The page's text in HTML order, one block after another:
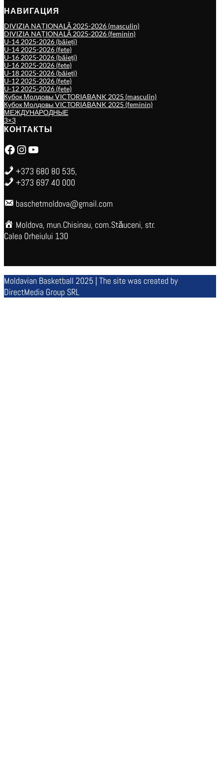
НАВИГАЦИЯ
DIVIZIA NAȚIONALĂ 2025-2026 (masculin)
DIVIZIA NAȚIONALĂ 2025-2026 (feminin)
U-14 2025-2026 (băieți)
U-14 2025-2026 (fete)
U-16 2025-2026 (băieți)
U-16 2025-2026 (fete)
U-18 2025-2026 (băieți)
U-12 2025-2026 (fete)
U-12 2025-2026 (fete)
Кубок Молдовы VICTORIABANK 2025 (masculin)
Кубок Молдовы VICTORIABANK 2025 (feminin)
МЕЖДУНАРОДНЫЕ
3×3
КОНТАКТЫ
Facebook Instagram YouTube
+373 680 80 535,
+373 697 40 000
baschetmoldova@gmail.com
Moldova, mun.Chisinau, com.Stăuceni, str.
Calea Orheiului 130
Moldavian Basketball 2025 | The site was created by
DirectMedia Group SRL